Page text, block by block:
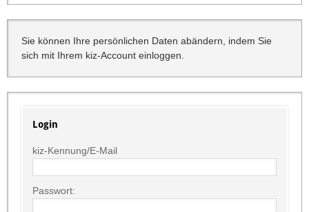
Sie können Ihre persönlichen Daten abändern, indem Sie
sich mit Ihrem kiz-Account einloggen.
Login
kiz-Kennung/E-Mail
Passwort: